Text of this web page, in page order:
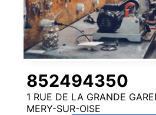
852494350
1 RUE DE LA GRANDE
MERY-SUR-OISE